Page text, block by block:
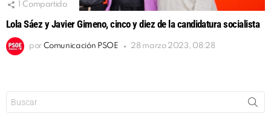
Compartido
Lola Sáez y Javier Gimeno, cinco y diez de la candidatura socialista
por Comunicación PSOE 28 marzo 2023, 08:28